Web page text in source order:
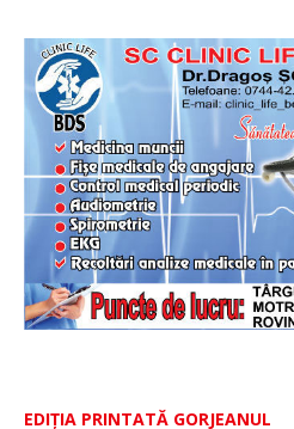
EDIȚIA PRINTATĂ GORJEANUL